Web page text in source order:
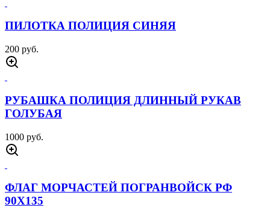
ПИЛОТКА ПОЛИЦИЯ СИНЯЯ
200 руб.
РУБАШКА ПОЛИЦИЯ ДЛИННЫЙ РУКАВ
ГОЛУБАЯ
1000 руб.
ФЛАГ МОРЧАСТЕЙ ПОГРАНВОЙСК РФ
90Х135